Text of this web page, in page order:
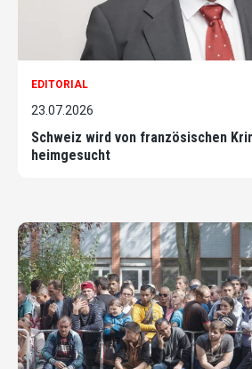
EDITORIAL
23.07.2026
Schweiz wird von französischen
heimgesucht